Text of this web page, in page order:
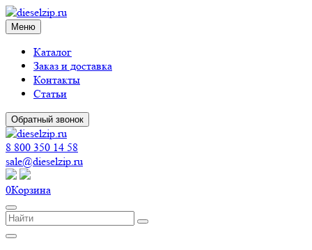
Меню
Каталог
Заказ и доставка
Контакты
Статьи
Обратный звонок
8 800 350 14 58
sale@dieselzip.ru
0Корзина